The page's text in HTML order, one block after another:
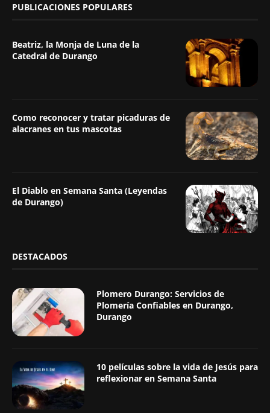
PUBLICACIONES POPULARES
Beatriz, la Monja de Luna de la
Catedral de Durango
Como reconocer y tratar picaduras de
alacranes en tus mascotas
El Diablo en Semana Santa (Leyendas
de Durango)
DESTACADOS
Plomero Durango: Servicios de
Plomería Confiables en Durango,
Durango
10 películas sobre la vida de Jesús para
reflexionar en Semana Santa